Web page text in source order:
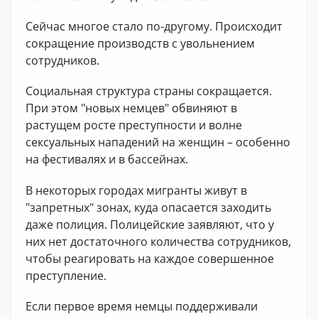
Сейчас многое стало по-другому. Происходит
сокращение производств с увольнением
сотрудников.
Социальная структура страны сокращается.
При этом "новых немцев" обвиняют в
растущем росте преступности и волне
сексуальных нападений на женщин – особенно
на фестивалях и в бассейнах.
В некоторых городах мигранты живут в
"запретных" зонах, куда опасается заходить
даже полиция. Полицейские заявляют, что у
них нет достаточного количества сотрудников,
чтобы реагировать на каждое совершенное
преступление.
Если первое время немцы поддерживали